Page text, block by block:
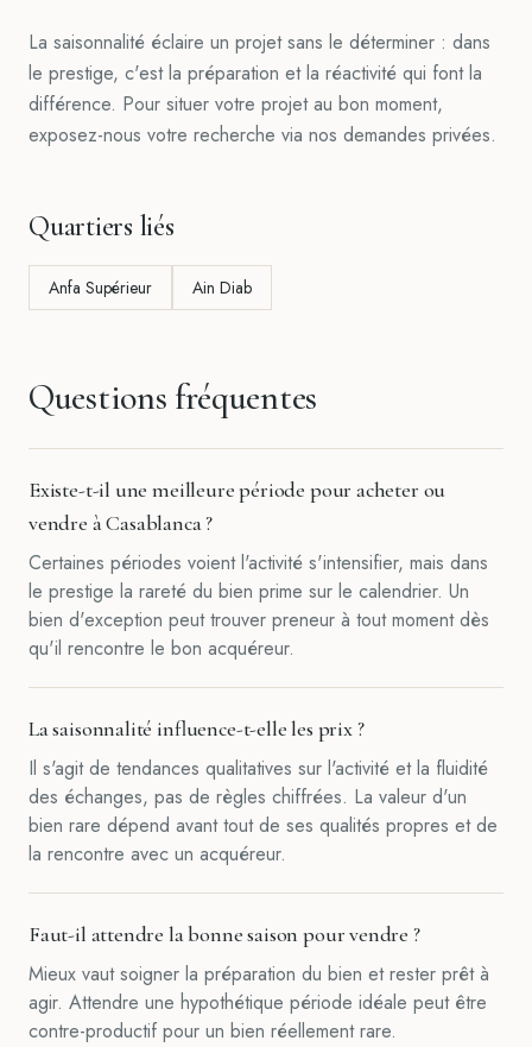
La saisonnalité éclaire un projet sans le déterminer : dans
le prestige, c'est la préparation et la réactivité qui font la
différence. Pour situer votre projet au bon moment,
exposez-nous votre recherche via nos demandes privées.
Quartiers liés
Anfa Supérieur Ain Diab
Questions fréquentes
Existe-t-il une meilleure période pour acheter ou
vendre à Casablanca ?
Certaines périodes voient l'activité s'intensifier, mais dans
le prestige la rareté du bien prime sur le calendrier. Un
bien d'exception peut trouver preneur à tout moment dès
qu'il rencontre le bon acquéreur.
La saisonnalité influence-t-elle les prix ?
Il s'agit de tendances qualitatives sur l'activité et la fluidité
des échanges, pas de règles chiffrées. La valeur d'un
bien rare dépend avant tout de ses qualités propres et de
la rencontre avec un acquéreur.
Faut-il attendre la bonne saison pour vendre ?
Mieux vaut soigner la préparation du bien et rester prêt à
agir. Attendre une hypothétique période idéale peut être
contre-productif pour un bien réellement rare.